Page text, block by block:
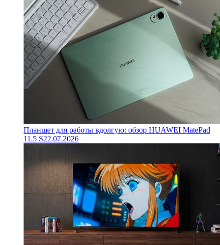
Планшет для работы вдолгую: обзор HUAWEI MatePad
11.5 S22.07.2026